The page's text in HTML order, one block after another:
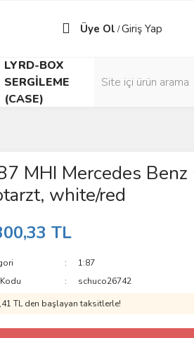
Üye Ol /Giriş Yap
LYRD-BOX
SERGİLEME
(CASE)
MHI Mercedes Benz
white/red
TL
1:87
schuco26742
TL den başlayan taksitlerle!